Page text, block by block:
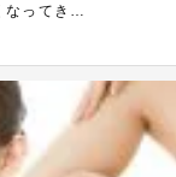
なってき…